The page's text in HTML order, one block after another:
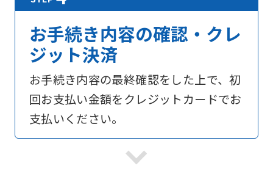
お手続き内容の確認・クレ
ジット決済
お手続き内容の最終確認をした上で、初
回お支払い金額をクレジットカードでお
支払いください。